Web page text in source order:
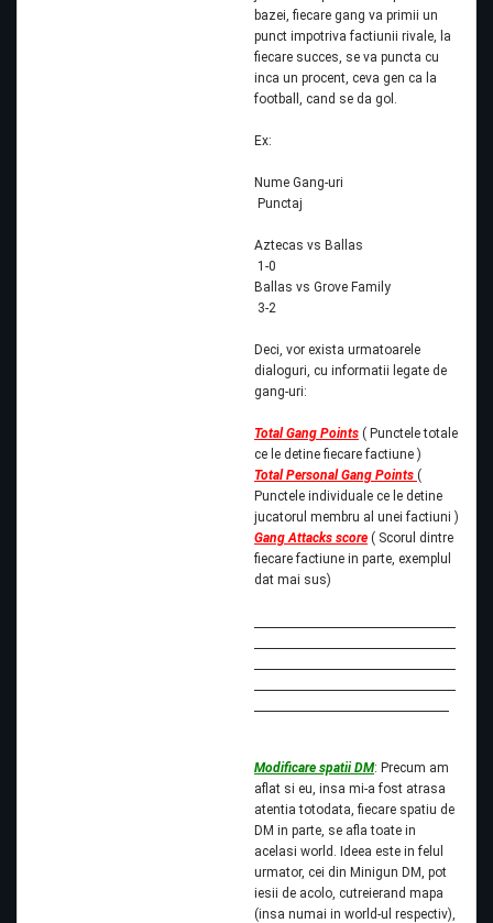
bazei, fiecare gang va primii un
punct impotriva factiunii rivale, la
fiecare succes, se va puncta cu
inca un procent, ceva gen ca la
football, cand se da gol.
Ex:
Nume Gang-uri
Punctaj
Aztecas vs Ballas
1-0
Ballas vs Grove Family
3-2
Deci, vor exista urmatoarele
dialoguri, cu informatii legate de
gang-uri:
Total Gang Points ( Punctele totale
ce le detine fiecare factiune )
Total Personal Gang Points (
Punctele individuale ce le detine
jucatorul membru al unei factiuni )
Gang Attacks score ( Scorul dintre
fiecare factiune in parte, exemplul
dat mai sus)
Modificare spatii DM: Precum am
aflat si eu, insa mi-a fost atrasa
atentia totodata, fiecare spatiu de
DM in parte, se afla toate in
acelasi world. Ideea este in felul
urmator, cei din Minigun DM, pot
iesii de acolo, cutreierand mapa
(insa numai in world-ul respectiv),